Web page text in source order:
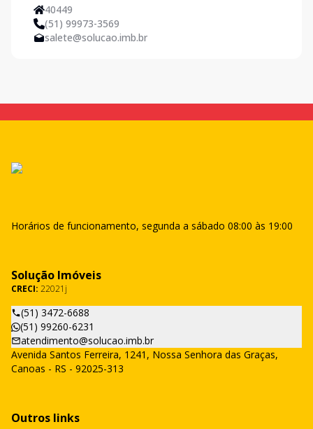
40449
(51) 99973-3569
salete@solucao.imb.br
Horários de funcionamento, segunda a sábado 08:00 às 19:00
Solução Imóveis
CRECI: 22021j
(51) 3472-6688
(51) 99260-6231
atendimento@solucao.imb.br
Avenida Santos Ferreira, 1241, Nossa Senhora das Graças,
Canoas - RS - 92025-313
Outros links